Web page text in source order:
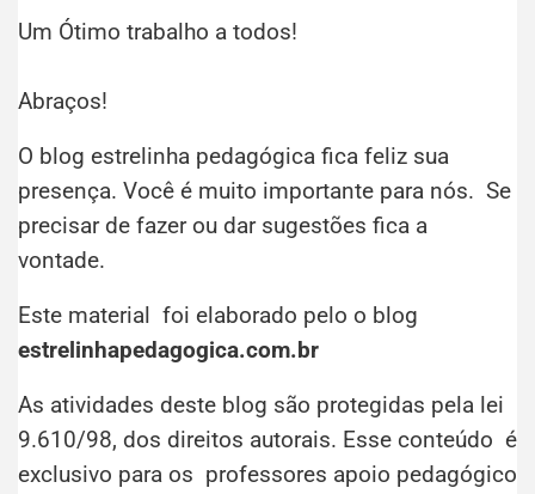
Um Ótimo trabalho a todos!
Abraços!
O blog estrelinha pedagógica fica feliz sua
presença. Você é muito importante para nós. Se
precisar de fazer ou dar sugestões fica a
vontade.
Este material foi elaborado pelo o blog
estrelinhapedagogica.com.br
As atividades deste blog são protegidas pela lei
9.610/98, dos direitos autorais. Esse conteúdo é
exclusivo para os professores apoio pedagógico